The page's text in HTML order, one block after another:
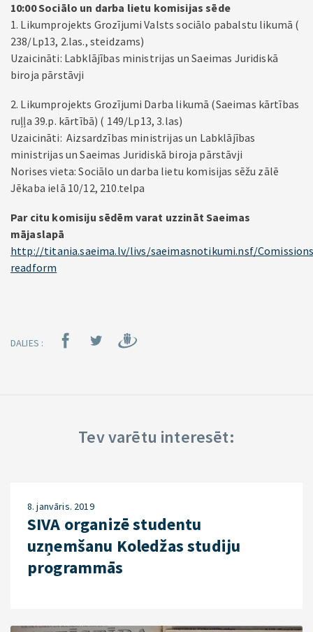
10:00 Sociālo un darba lietu komisijas sēde
1. Likumprojekts Grozījumi Valsts sociālo pabalstu likumā (
238/Lp13, 2.las., steidzams)
Uzaicināti: Labklājības ministrijas un Saeimas Juridiskā
biroja pārstāvji
2. Likumprojekts Grozījumi Darba likumā (Saeimas kārtības
ruļļa 39.p. kārtībā) ( 149/Lp13, 3.las)
Uzaicināti: Aizsardzības ministrijas un Labklājības
ministrijas un Saeimas Juridiskā biroja pārstāvji
Norises vieta: Sociālo un darba lietu komisijas sēžu zālē
Jēkaba ielā 10/12, 210.telpa
Par citu komisiju sēdēm varat uzzināt Saeimas
mājaslapā
http://titania.saeima.lv/livs/saeimasnotikumi.nsf/
readform
DALIES :
Tev varētu interesēt:
8. janvāris. 2019
SIVA organizē studentu
uzņemšanu Koledžas studiju
programmās